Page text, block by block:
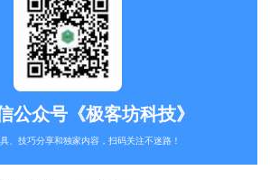
公众号《极客坊科技》
、技巧分享和独家内容，扫码关注不迷路！